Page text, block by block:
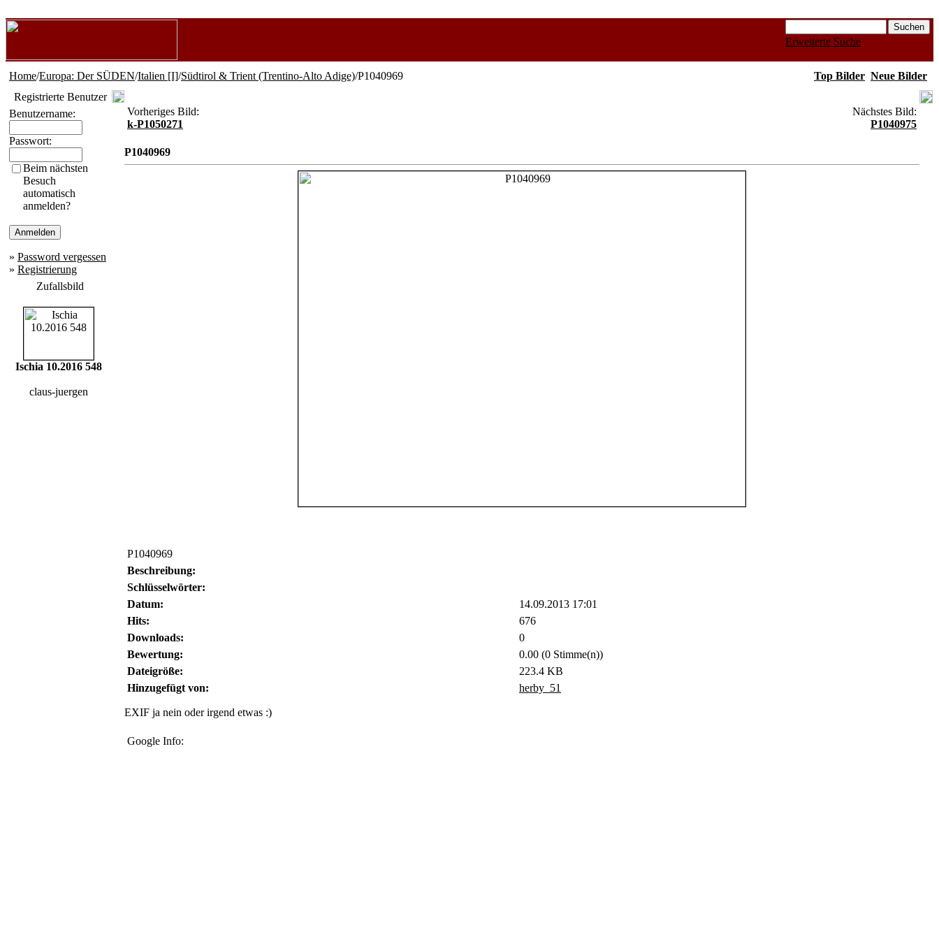
Erweiterte Suche
Home/Europa: Der SÜDEN/Italien [I]/Südtirol & Trient (Trentino-Alto Adige)/P1040969 Top Bilder Neue Bilder
Registrierte Benutzer
Benutzername:
Passwort:
Beim nächsten
Besuch
automatisch
anmelden?
» Password vergessen
» Registrierung
Zufallsbild
Ischia 10.2016 548
claus-juergen
Vorheriges Bild:
k-P1050271
Nächstes Bild:
P1040975
P1040969
P1040969
Beschreibung:
Schlüsselwörter:
Datum:
14.09.2013 17:01
Hits:
676
Downloads:
0
Bewertung:
0.00 (0 Stimme(n))
Dateigröße:
223.4 KB
Hinzugefügt von:
herby_51
EXIF ja nein oder irgend etwas :)
Google Info: